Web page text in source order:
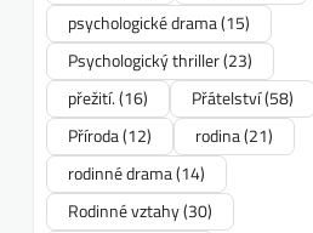
psychologické drama(15)
Psychologický thriller(23)
přežití.(16) Přátelství(58)
Příroda(12) rodina(21)
rodinné drama(14)
Rodinné vztahy(30)